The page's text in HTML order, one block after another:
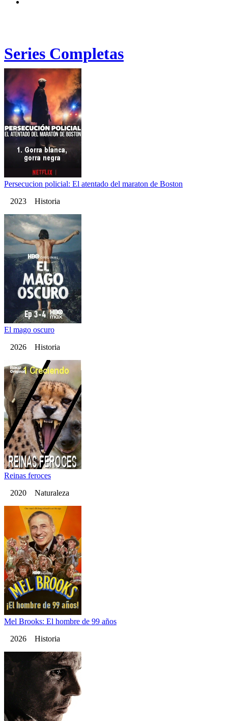
Series Completas
Persecucion policial: El atentado del maraton de Boston
2023 Historia
El mago oscuro
2026 Historia
Reinas feroces
2020 Naturaleza
Mel Brooks: El hombre de 99 años
2026 Historia